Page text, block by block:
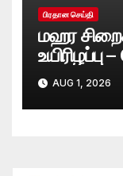
பிரதான செய்தி
மஹர
பாரிய தீ
AUG 1, 2026